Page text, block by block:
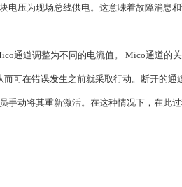
压为现场总线供电。这意味着故障消息和
通道调整为不同的电流值。 Mico通道的
可在错误发生之前就采取行动。断开的
动将其重新激活。在这种情况下，在此过